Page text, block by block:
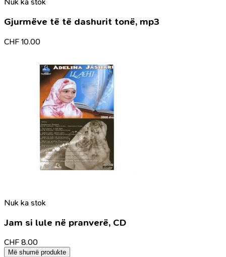
Nuk ka stok
Gjurmëve të të dashurit tonë, mp3
CHF 10.00
Nuk ka stok
Jam si lule në pranverë, CD
CHF 8.00
Më shumë produkte